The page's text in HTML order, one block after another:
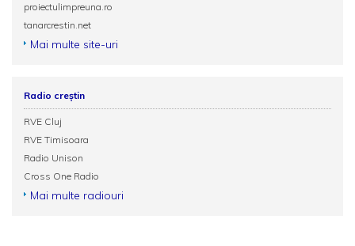
proiectulimpreuna.ro
tanarcrestin.net
Mai multe site-uri
Radio creștin
RVE Cluj
RVE Timisoara
Radio Unison
Cross One Radio
Mai multe radiouri